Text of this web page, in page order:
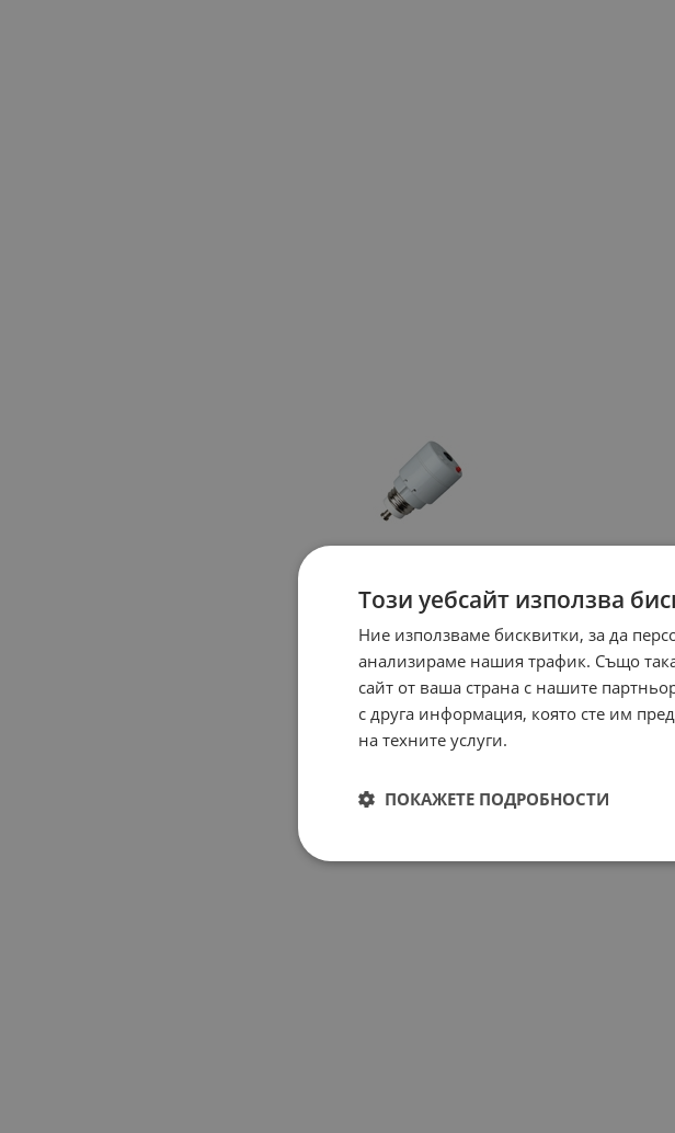
Този уебсайт използва
Ние използваме бисквитки, за да
анализираме нашия трафик. Също
сайт от ваша страна с нашите
с друга информация, която сте им
на техните услуги.
ПОКАЖЕТЕ ПОДРОБНОСТИ